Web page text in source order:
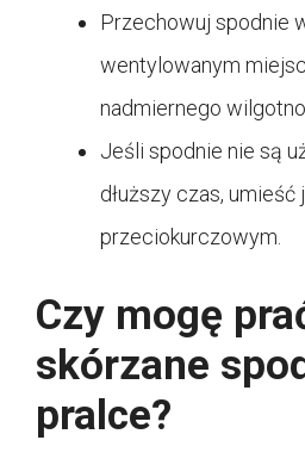
Przechowuj spodnie
wentylowanym
nadmiernego
Jeśli spodnie nie są
dłuższy czas,
przeciokurczowym.
Czy mogę
skórzane
pralce?